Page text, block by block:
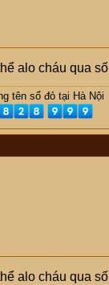
alo cháu qua số
tên sổ đỏ tại Hà Nội
alo cháu qua số